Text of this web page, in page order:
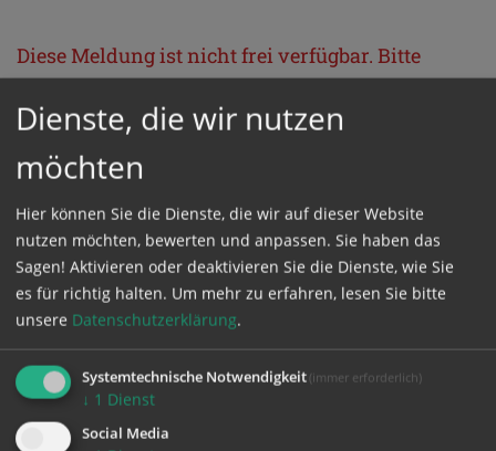
Diese Meldung ist nicht frei verfügbar. Bitte
ProduktKathpress_online.
Bitte melden Sie sich mit Ihrem Benutzernamen
und Passwort an.
Benutzername
Dienste, die wir nutzen
möchten
Hier können Sie die Dienste, die wir auf dieser Website
nutzen möchten, bewerten und anpassen. Sie haben das
Sagen! Aktivieren oder deaktivieren Sie die Dienste, wie Sie
es für richtig halten. Um mehr zu erfahren, lesen Sie bitte
unsere Datenschutzerklärung.
Systemtechnische Notwendigkeit (immer erforderlich)
↓ 1 Dienst
Social Media